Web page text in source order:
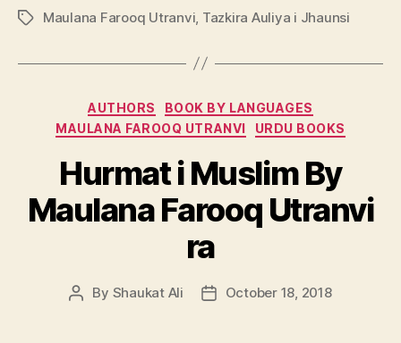
TagsMaulana Farooq Utranvi, Tazkira Auliya i Jhaunsi
Categories
AUTHORS
BOOK BY LANGUAGES
MAULANA FAROOQ UTRANVI
URDU BOOKS
Hurmat i Muslim By
Maulana Farooq Utranvi
ra
Post
By Shaukat Ali
PostOctober 18, 2018